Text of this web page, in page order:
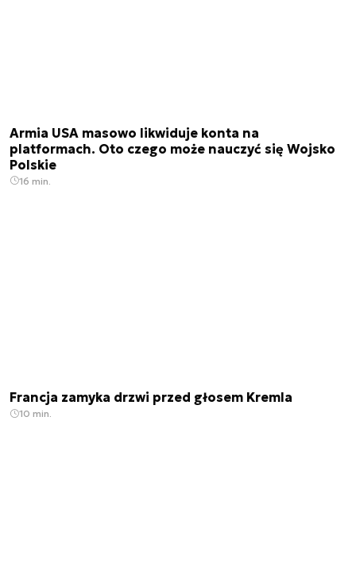
Armia USA masowo likwiduje konta na
platformach. Oto czego może nauczyć się Wojsko
Polskie
16 min.
Francja zamyka drzwi przed głosem Kremla
10 min.